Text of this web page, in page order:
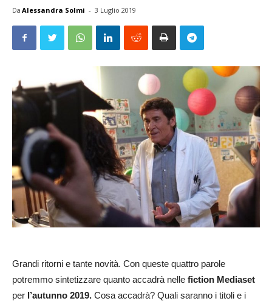
Da Alessandra Solmi - 3 Luglio 2019
Grandi ritorni e tante novità. Con queste quattro parole
potremmo sintetizzare quanto accadrà nelle fiction Mediaset
per l’autunno 2019. Cosa accadrà? Quali saranno i titoli e i